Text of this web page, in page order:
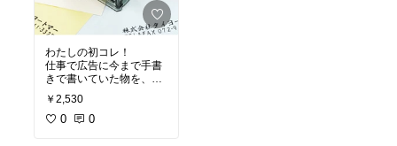
わたしの初コレ！
仕事で広告に今まで手書
きで書いていた物を、こ
れでポンポン押していく
だけになり、
効率がすごく良くなりま
￥2,530
0 0